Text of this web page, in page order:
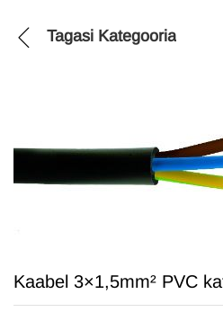
Tagasi Kategooria
Kaabel 3×1,5mm² PVC